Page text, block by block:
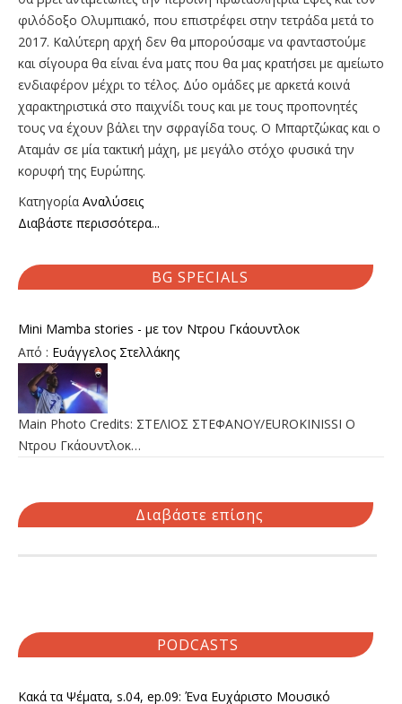
φιλόδοξο Ολυμπιακό, που επιστρέφει στην τετράδα μετά το
2017. Καλύτερη αρχή δεν θα μπορούσαμε να φανταστούμε
και σίγουρα θα είναι ένα ματς που θα μας κρατήσει με αμείωτο
ενδιαφέρον μέχρι το τέλος. Δύο ομάδες με αρκετά κοινά
χαρακτηριστικά στο παιχνίδι τους και με τους προπονητές
τους να έχουν βάλει την σφραγίδα τους. Ο Μπαρτζώκας και ο
Αταμάν σε μία τακτική μάχη, με μεγάλο στόχο φυσικά την
κορυφή της Ευρώπης.
Κατηγορία Αναλύσεις
Διαβάστε περισσότερα...
BG SPECIALS
Mini Mamba stories - με τον Ντρου Γκάουντλοκ
Από : Ευάγγελος Στελλάκης
Main Photo Credits: ΣΤΕΛΙΟΣ ΣΤΕΦΑΝΟΥ/EUROKINISSI Ο
Ντρου Γκάουντλοκ…
Διαβάστε επίσης
PODCASTS
Κακά τα Ψέματα, s.04, ep.09: Ένα Ευχάριστο Μουσικό